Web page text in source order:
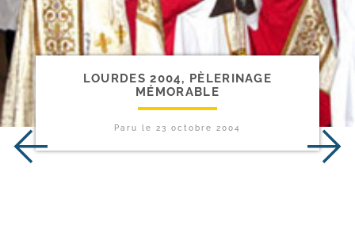
LOURDES 2004, PÈLERINAGE
MÉMORABLE
Paru le 23 octobre 2004